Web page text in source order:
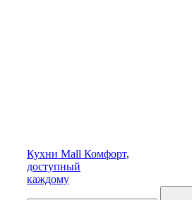
Кухни Mall Комфорт,
доступный
каждому